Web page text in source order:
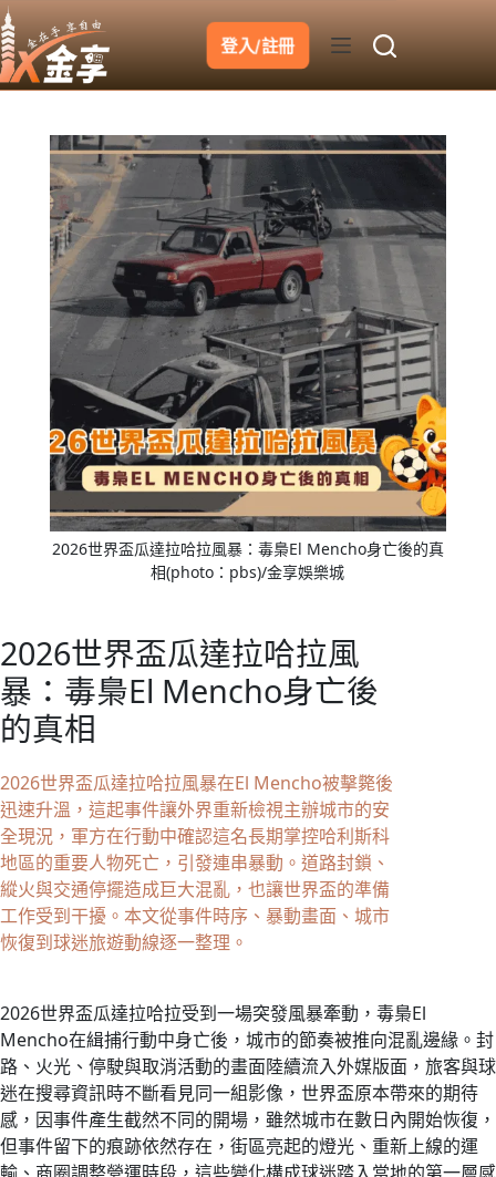
跳
至
主
要
登入/註冊
2026世界盃瓜達拉哈拉風暴：毒梟El Mencho身亡後的真
相(photo：pbs)/金享娛樂城
2026世界盃瓜達拉哈拉風
暴：毒梟El Mencho身亡後
的真相
2026世界盃瓜達拉哈拉風暴在El Mencho被擊斃後
迅速升溫，這起事件讓外界重新檢視主辦城市的安
全現況，軍方在行動中確認這名長期掌控哈利斯科
地區的重要人物死亡，引發連串暴動。道路封鎖、
縱火與交通停擺造成巨大混亂，也讓世界盃的準備
工作受到干擾。本文從事件時序、暴動畫面、城市
恢復到球迷旅遊動線逐一整理。
2026世界盃瓜達拉哈拉受到一場突發風暴牽動，毒梟El
Mencho在緝捕行動中身亡後，城市的節奏被推向混亂邊緣。封
路、火光、停駛與取消活動的畫面陸續流入外媒版面，旅客與球
迷在搜尋資訊時不斷看見同一組影像，世界盃原本帶來的期待
感，因事件產生截然不同的開場，雖然城市在數日內開始恢復，
但事件留下的痕跡依然存在，街區亮起的燈光、重新上線的運